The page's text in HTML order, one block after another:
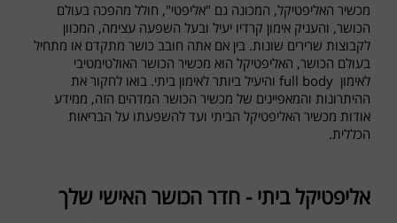
מכשיר האליפטיקל, המכונה גם "אליפטי", חולל מהפכה בעולם
הכושר, והעניק אימון קרדיו יעיל ובעל השפעה עצימה, המכוון
לקבוצות שרירים שונות. בין אם אתה חובב כושר מתקדם או מתחיל
בעולם הכושר, האליפטיקל הוא מכשיר הכושר האולטימטיבי
לאימון full body והיעיל ביותר לאימון ביתי. בואו לחקור את
ההיתרונות והמאפיינים של מכשיר הכושר המדהים הזה, ממידע
אודות מכשיר האליפטיקל הביתי ועד להשפעתו על הבריאות
הכללית.
אליפטיקל ביתי - חדר הכושר האישי שלך